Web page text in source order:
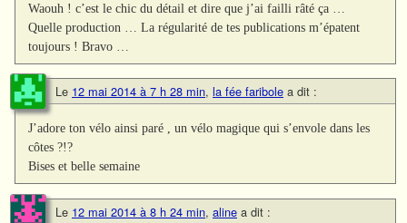
Waouh ! c’est le chic du détail et dire que j’ai failli râté ça …
Quelle production … La régularité de tes publications m’épatent
toujours ! Bravo …
Le 12 mai 2014 à 7 h 28 min, la fée faribole a dit :
J’adore ton vélo ainsi paré , un vélo magique qui s’envole dans les
côtes ?!?
Bises et belle semaine
Le 12 mai 2014 à 8 h 24 min, aline a dit :